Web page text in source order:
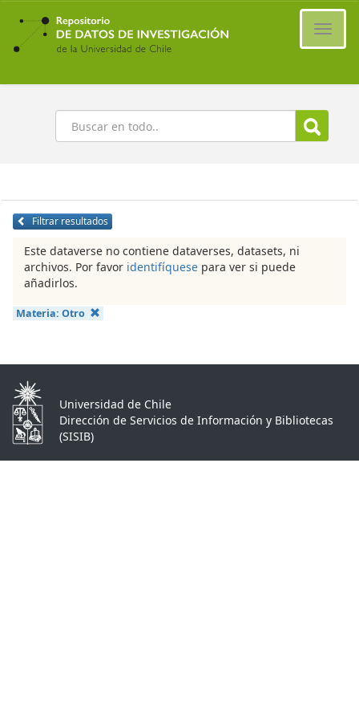
Ir
contenido
principal
Buscar
Filtrar resultados
Este dataverse no contiene dataverses, datasets, ni
archivos. Por favor identifíquese para ver si puede
añadirlos.
Materia: Otro
Universidad de Chile
Dirección de Servicios de Información y Bibliotecas
(SISIB)